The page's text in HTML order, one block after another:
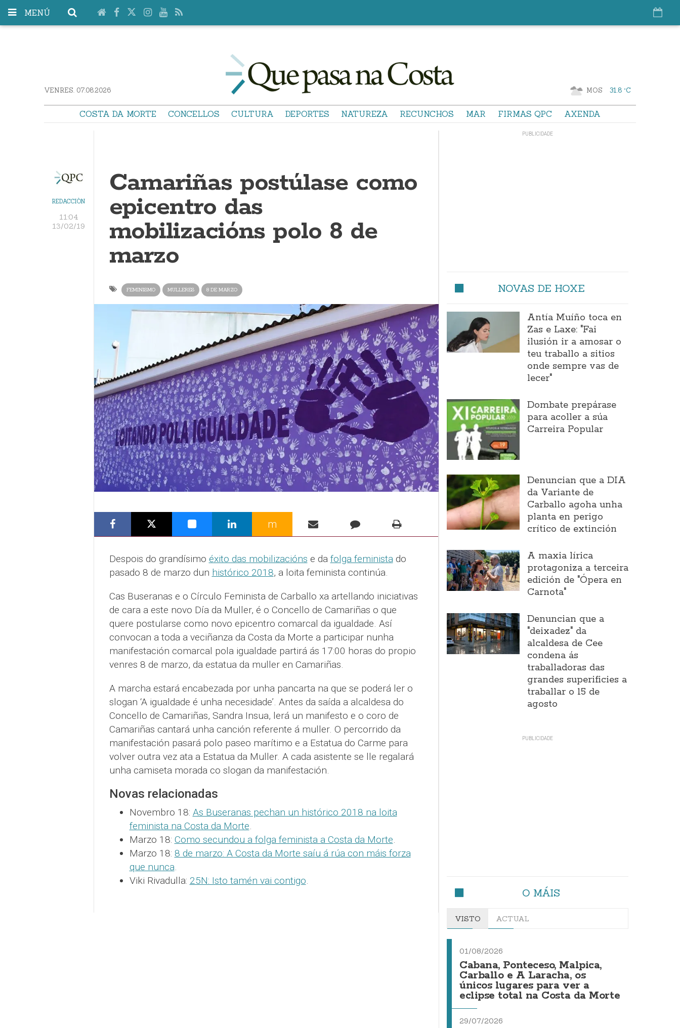
MENÚ
VENRES. 07.08.2026 MOS 31.8 °C
COSTA DA MORTE CONCELLOS CULTURA DEPORTES NATUREZA RECUNCHOS MAR FIRMAS QPC AXENDA
REDACCIÓN
11:04
13/02/19
Camariñas postúlase como
epicentro das
mobilizacións polo 8 de
marzo
FEMINISMO MULLERES 8 DE MARZO
m
Despois do grandísimo éxito das mobilizacións e da folga feministado
pasado 8 de marzo dun histórico 2018, a loita feminista continúa.
Cas Buseranas e o Círculo Feminista de Carballo xa artellando iniciativas
de cara a este novo Día da Muller, é o Concello de Camariñas o que
quere postularse como novo epicentro comarcal da igualdade. Así
convocan a toda a veciñanza da Costa da Morte a participar nunha
manifestación comarcal pola igualdade partirá ás 17:00 horas do propio
venres 8 de marzo, da estatua da muller en Camariñas.
A marcha estará encabezada por unha pancarta na que se poderá ler o
slogan ‘A igualdade é unha necesidade’. Antes da saída a alcaldesa do
Concello de Camariñas, Sandra Insua, lerá un manifesto e o coro de
Camariñas cantará unha canción referente á muller. O percorrido da
manifestación pasará polo paseo marítimo e a Estatua do Carme para
volver outra vez ata a Estatua da Muller. A cada asistente se lle regalará
unha camiseta morada co slogan da manifestación.
Novas relacionadas
Novembro 18: As Buseranas pechan un histórico 2018 na loita
feminista na Costa da Morte.
Marzo 18: Como secundou a folga feminista a Costa da Morte.
Marzo 18: 8 de marzo: A Costa da Morte saíu á rúa con máis forza
que nunca.
Viki Rivadulla: 25N: Isto tamén vai contigo.
NOVAS DE HOXE
Antía Muíño toca en
Zas e Laxe: "Fai
ilusión ir a amosar o
teu traballo a sitios
onde sempre vas de
lecer"
Dombate prepárase
para acoller a súa
Carreira Popular
Denuncian que a DIA
da Variante de
Carballo agoha unha
planta en perigo
crítico de extinción
A maxia lírica
protagoniza a terceira
edición de "Ópera en
Carnota"
Denuncian que a
"deixadez" da
alcaldesa de Cee
condena ás
traballadoras das
grandes superificies a
traballar o 15 de
agosto
O MÁIS
VISTO ACTUAL
01/08/2026
Cabana, Ponteceso, Malpica,
Carballo e A Laracha, os
únicos lugares para ver a
eclipse total na Costa da Morte
29/07/2026